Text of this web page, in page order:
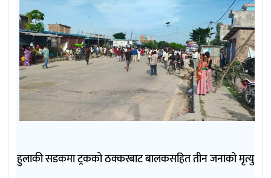
हुलाकी सडकमा ट्रकको ठक्करबाट बालकसहित तीन जनाको मृत्यु